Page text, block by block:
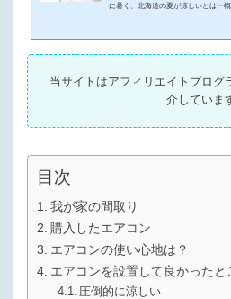
に暑く、北海道の夏が涼しいとは一
で、こんな要望をお持ちの方もいま
育ちも北海道の筆者が...
当サイトはアフィリエイトプログ
介していま
目次
我が家の間取り
購入したエアコン
エアコンの使い心地は？
エアコンを設置して良かったと
圧倒的に涼しい